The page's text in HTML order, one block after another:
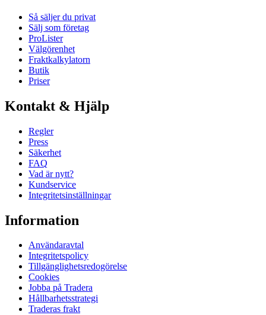
Så säljer du privat
Sälj som företag
ProLister
Välgörenhet
Fraktkalkylatorn
Butik
Priser
Kontakt & Hjälp
Regler
Press
Säkerhet
FAQ
Vad är nytt?
Kundservice
Integritetsinställningar
Information
Användaravtal
Integritetspolicy
Tillgänglighetsredogörelse
Cookies
Jobba på Tradera
Hållbarhetsstrategi
Traderas frakt